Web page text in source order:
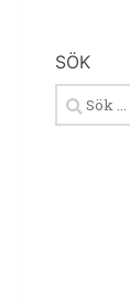
SÖK
Sök
efter: